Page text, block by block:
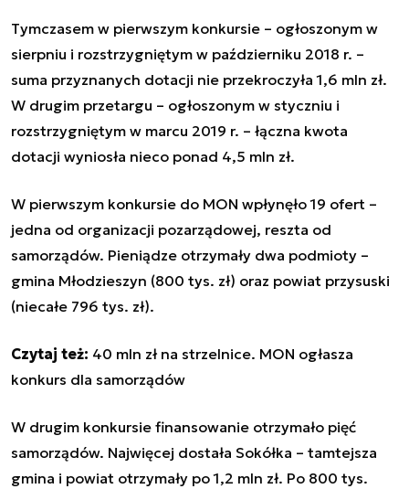
Tymczasem w pierwszym konkursie – ogłoszonym w
sierpniu i rozstrzygniętym w październiku 2018 r. –
suma przyznanych dotacji nie przekroczyła 1,6 mln zł.
W drugim przetargu – ogłoszonym w styczniu i
rozstrzygniętym w marcu 2019 r. – łączna kwota
dotacji wyniosła nieco ponad 4,5 mln zł.
W pierwszym konkursie do MON wpłynęło 19 ofert –
jedna od organizacji pozarządowej, reszta od
samorządów. Pieniądze otrzymały dwa podmioty –
gmina Młodzieszyn (800 tys. zł) oraz powiat przysuski
(niecałe 796 tys. zł).
Czytaj też: 40 mln zł na strzelnice. MON ogłasza
konkurs dla samorządów
W drugim konkursie finansowanie otrzymało pięć
samorządów. Najwięcej dostała Sokółka – tamtejsza
gmina i powiat otrzymały po 1,2 mln zł. Po 800 tys.